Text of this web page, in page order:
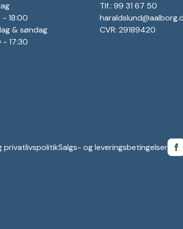
- 18:00
& søndag
- 17:30
Tlf.: 99 31 67 50
CVR: 29189420
privatlivspolitikSalgs- og leveringsbetingelser